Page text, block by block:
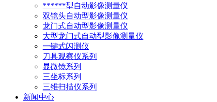
******型自动影像测量仪
双镜头自动型影像测量仪
龙门式自动型影像测量仪
大型龙门式自动型影像测量仪
一键式闪测仪
刀具观察仪系列
显微镜系列
三坐标系列
三维扫描仪系列
新闻中心